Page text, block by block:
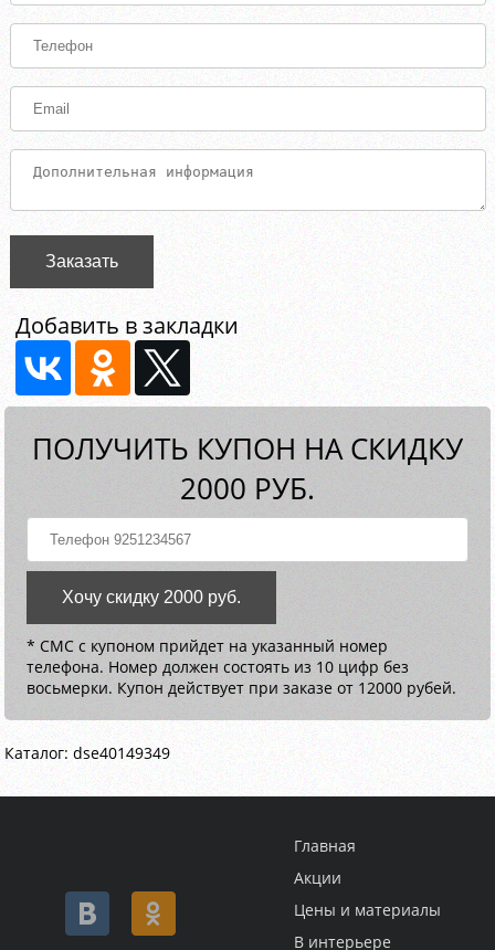
Заказать
Добавить в закладки
ПОЛУЧИТЬ КУПОН НА СКИДКУ
2000 РУБ.
Хочу скидку 2000 руб.
* СМС с купоном прийдет на указанный номер
телефона. Номер должен состоять из 10 цифр без
восьмерки. Купон действует при заказе от 12000 рубей.
Каталог: dse40149349
Главная
Акции
Цены и материалы
В интерьере